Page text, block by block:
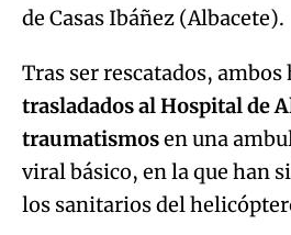
de Casas Ibáñez (Albacete).
Tras ser rescatados, ambos
trasladados al Hospital de
traumatismosen una
viral básico, en la que han
los sanitarios del